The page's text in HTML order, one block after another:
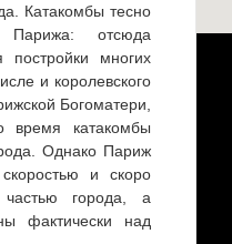
Катакомбы тесно
отсюда
постройки многих
и королевского
Богоматери,
катакомбы
Однако Париж
и скоро
города, а
фактически над